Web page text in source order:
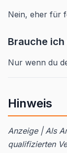
Nein, eher für
Brauche
Nur wenn du
Hinweis
Anzeige | Als
qualifizierten